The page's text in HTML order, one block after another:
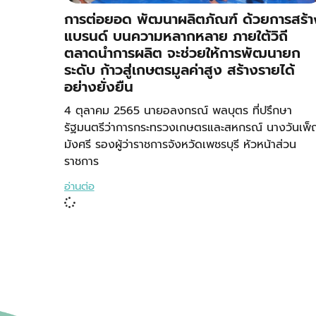
การต่อยอด พัฒนาผลิตภัณฑ์ ด้วยการสร้
แบรนด์ บนความหลากหลาย ภายใต้วิถี
ตลาดนำการผลิต จะช่วยให้การพัฒนายก
ระดับ ก้าวสู่เกษตรมูลค่าสูง สร้างรายได้
อย่างยั่งยืน
4 ตุลาคม 2565 นายอลงกรณ์ พลบุตร ที่ปรึกษา
รัฐมนตรีว่าการกระทรวงเกษตรและสหกรณ์ นางวันเ
มังศรี รองผู้ว่าราชการจังหวัดเพชรบุรี หัวหน้าส่วน
ราชการ
อ่านต่อ